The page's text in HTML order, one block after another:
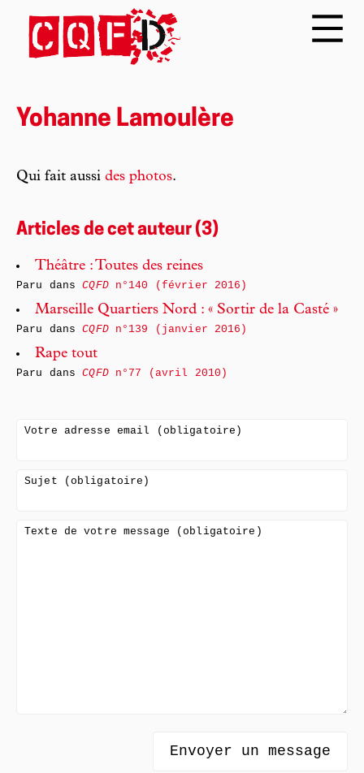
Yohanne Lamoulère
Qui fait aussi des photos.
Articles de cet auteur (3)
Théâtre : Toutes des reines
Paru dansCQFDn°140 (février 2016)
Marseille Quartiers Nord : « Sortir de la Casté »
Paru dansCQFDn°139 (janvier 2016)
Rape tout
Paru dansCQFDn°77 (avril 2010)
Votre adresse email (obligatoire)
Sujet (obligatoire)
Texte de votre message (obligatoire)